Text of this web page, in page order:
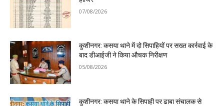
07/08/2026
कुशीनगर: कसया थाने में दो सिपाहियों पर सख्त कार्रवाई के
बाद डीआईजी ने किया औचक निरीक्षण
05/08/2026
कुशीनगर: कसया थाने के सिपाही पर ढाबा संचालक से